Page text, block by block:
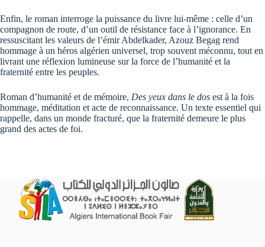
Enfin, le roman interroge la puissance du livre lui-même : celle d’un
compagnon de route, d’un outil de résistance face à l’ignorance. En
ressuscitant les valeurs de l’émir Abdelkader, Azouz Begag rend
hommage à un héros algérien universel, trop souvent méconnu, tout en
livrant une réflexion lumineuse sur la force de l’humanité et la
fraternité entre les peuples.
Roman d’humanité et de mémoire, Des yeux dans le dos est à la fois
hommage, méditation et acte de reconnaissance. Un texte essentiel qui
rappelle, dans un monde fracturé, que la fraternité demeure le plus
grand des actes de foi.